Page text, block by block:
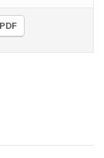
PDF